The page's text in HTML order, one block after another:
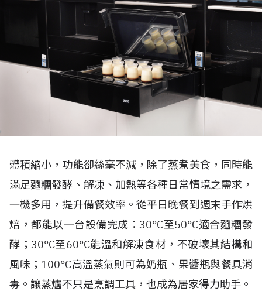
體積縮小，功能卻絲毫不減，除了蒸煮美食，同時能
滿足麵糰發酵、解凍、加熱等各種日常情境之需求，
一機多用，提升備餐效率。從平日晚餐到週末手作烘
焙，都能以一台設備完成：30°C至50°C適合麵糰發
酵；30°C至60°C能溫和解凍食材，不破壞其結構和
風味；100°C高溫蒸氣則可為奶瓶、果醬瓶與餐具消
毒。讓蒸爐不只是烹調工具，也成為居家得力助手。